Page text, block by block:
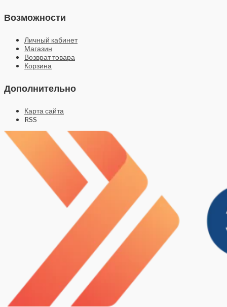
Возможности
Личный кабинет
Магазин
Возврат товара
Корзина
Дополнительно
Карта сайта
RSS